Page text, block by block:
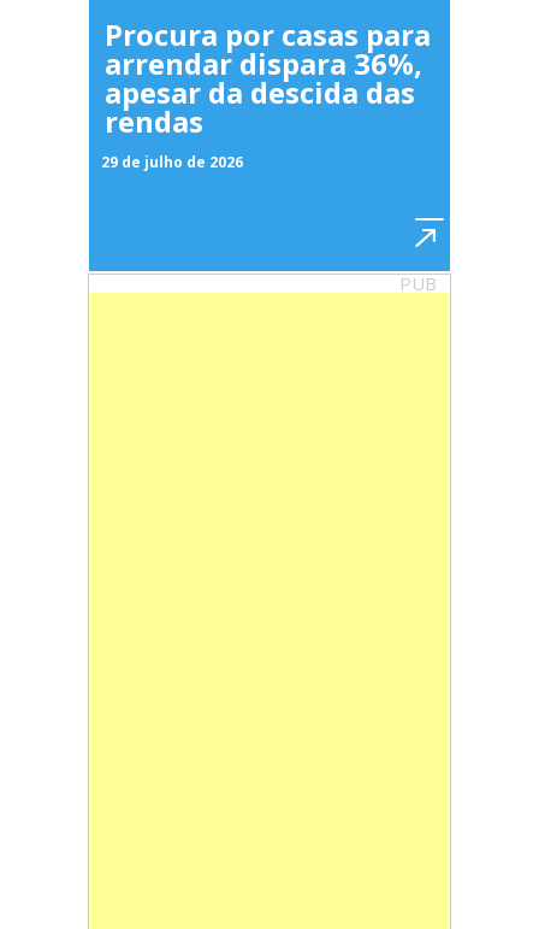
Procura por casas para
arrendar dispara 36%,
apesar da descida das
rendas
29 de julho de 2026
PUB